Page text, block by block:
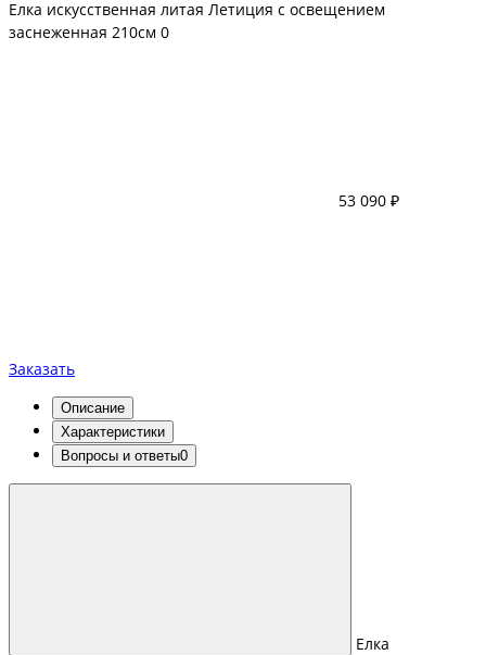
Елка искусственная литая Летиция с освещением
заснеженная 210см 0
53 090 ₽
Заказать
Описание
Характеристики
Вопросы и ответы0
Елка